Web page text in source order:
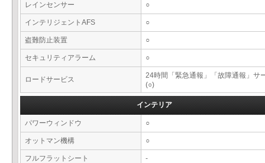
レインセンサー ○
インテリジェントAFS ○
盗難防止装置 ○
セキュリティアラーム ○
ロードサービス
24時間「緊急通報」「故障通報」サ
(○)
インテリア
パワーウィンドウ ○
オットマン機構 ○
フルフラットシート -